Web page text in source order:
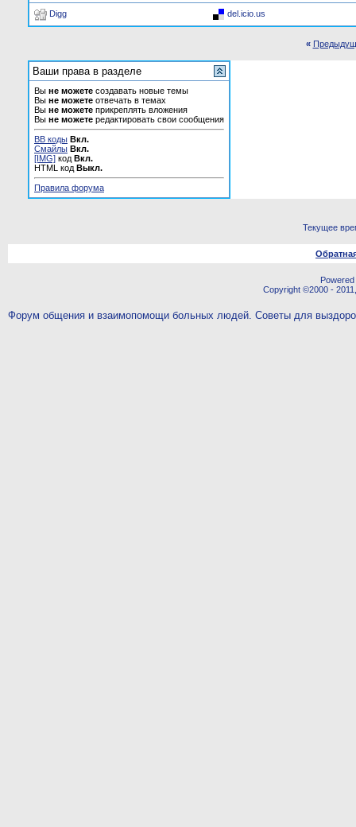
Digg del.icio.us
«
Ваши права в разделе
Вы не можете создавать новые темы
Вы не можете отвечать в темах
Вы не можете прикреплять вложения
Вы не можете редактировать свои сообщения
BB коды Вкл.
Смайлы Вкл.
[IMG] код Вкл.
HTML код Выкл.
Правила форума
Текущее
Copyright ©2000 -
Форум общения и взаимопомощи больных людей. Советы для